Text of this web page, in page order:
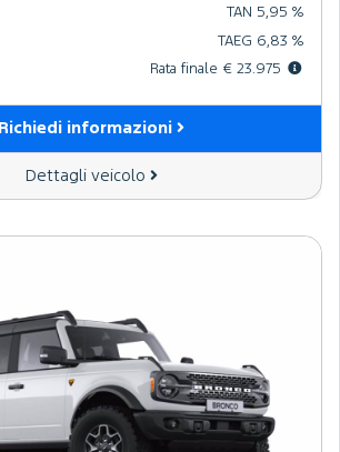
TAN 5,95 %
TAEG 6,83 %
Rata finale € 23.975
Richiedi informazioni
Dettagli veicolo